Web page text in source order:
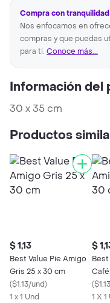
Compra con
Nos enfocamos en
compras y que puedas
para ti. Conoce más...
Información del
30 x 35 cm
Productos
$ 1,13
Best Value Pie Amigo
Gris 25 x 30 cm
($1.13/und)
1 x 1 Und
$
Best
(
1 X 1